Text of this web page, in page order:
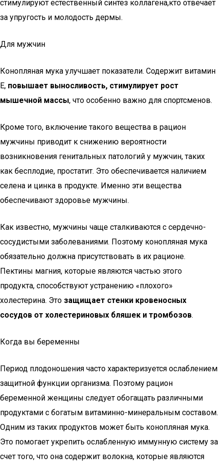
стимулируют естественный синтез коллагена,кто отвечает
за упругость и молодость дермы.
Для мужчин
Конопляная мука улучшает показатели. Содержит витамин
Е, повышает выносливость, стимулирует рост
мышечной массы, что особенно важно для спортсменов.
Кроме того, включение такого вещества в рацион
мужчины приводит к снижению вероятности
возникновения генитальных патологий у мужчин, таких
как бесплодие, простатит. Это обеспечивается наличием
селена и цинка в продукте. Именно эти вещества
обеспечивают здоровье мужчины.
Как известно, мужчины чаще сталкиваются с сердечно-
сосудистыми заболеваниями. Поэтому конопляная мука
обязательно должна присутствовать в их рационе.
Пектины магния, которые являются частью этого
продукта, способствуют устранению «плохого»
холестерина. Это защищает стенки кровеносных
сосудов от холестериновых бляшек и тромбозов.
Когда вы беременны
Период плодоношения часто характеризуется ослаблением
защитной функции организма. Поэтому рацион
беременной женщины следует обогащать различными
продуктами с богатым витаминно-минеральным составом.
Одним из таких продуктов может быть конопляная мука.
Это помогает укрепить ослабленную иммунную систему за
счет того, что она содержит волокна, которые являются